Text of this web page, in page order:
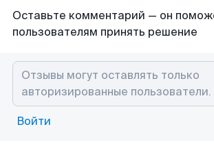
Оставьте комментарий — он
пользователям принять решение
Войти